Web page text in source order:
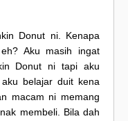
Donut ni. Kenapa
Aku masih ingat
Donut ni tapi aku
belajar duit kena
macam ni memang
membeli. Bila dah